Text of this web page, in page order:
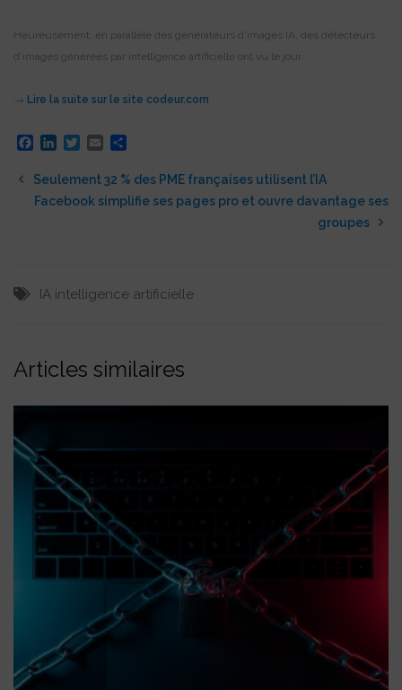
Heureusement, en parallèle des générateurs d’images IA, des détecteurs
d’images générées par intelligence artificielle ont vu le jour.
→ Lire la suite sur le site codeur.com
Facebook
LinkedInTwitter
Email
Seulement 32 % des PME françaises utilisent l’IA
Facebook simplifie ses pages pro et ouvre davantage ses
groupes
IA intelligence artificielle
Articles similaires